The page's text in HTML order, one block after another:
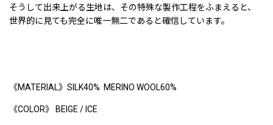
そうして出来上がる生地は、その特殊な製作工程をふまえると、
世界的に見ても完全に唯一無二であると確信しています。
《MATERIAL》SILK40% MERINO WOOL60%
《COLOR》 BEIGE / ICE